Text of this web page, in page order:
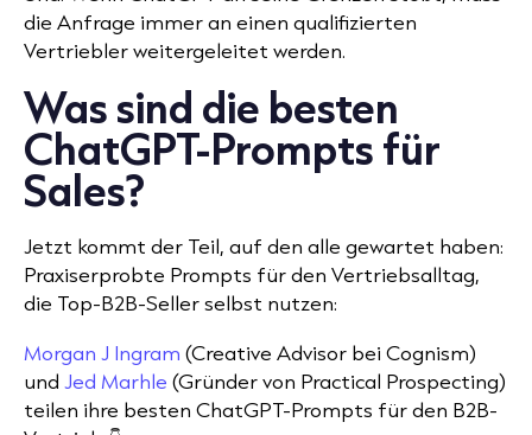
die Anfrage immer an einen qualifizierten
Vertriebler weitergeleitet werden.
Was sind die besten
ChatGPT-Prompts für
Sales?
Jetzt kommt der Teil, auf den alle gewartet haben:
Praxiserprobte Prompts für den Vertriebsalltag,
die Top-B2B-Seller selbst nutzen:
Morgan J Ingram (Creative Advisor bei Cognism)
und Jed Marhle (Gründer von Practical Prospecting)
teilen ihre besten ChatGPT-Prompts für den B2B-